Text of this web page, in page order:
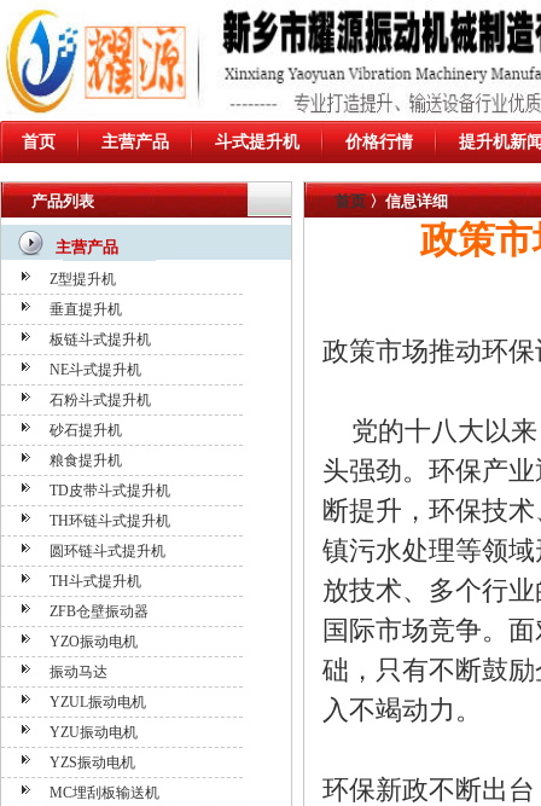
首页 主营产品 斗式提升机 价格行情 提升机新
首页〉信息详细
政策
政策市场推动环
党的十八大以来
头强劲。环保产
断提升，环保技
镇污水处理等领
放技术、多个行
国际市场竞争。
础，只有不断鼓
入不竭动力。
环保新政不断出台
产品列表
主营产品
Z型提升机
垂直提升机
板链斗式提升机
NE斗式提升机
石粉斗式提升机
砂石提升机
粮食提升机
TD皮带斗式提升机
TH环链斗式提升机
圆环链斗式提升机
TH斗式提升机
ZFB仓壁振动器
YZO振动电机
振动马达
YZUL振动电机
YZU振动电机
YZS振动电机
MC埋刮板输送机